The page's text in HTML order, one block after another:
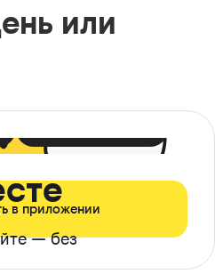
или
— без
в приложении